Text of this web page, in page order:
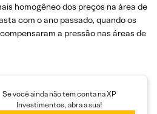
homogêneo dos preços na área de
com o ano passado, quando os
a pressão nas áreas de
Se você ainda não tem conta na XP
Investimentos, abra a sua!